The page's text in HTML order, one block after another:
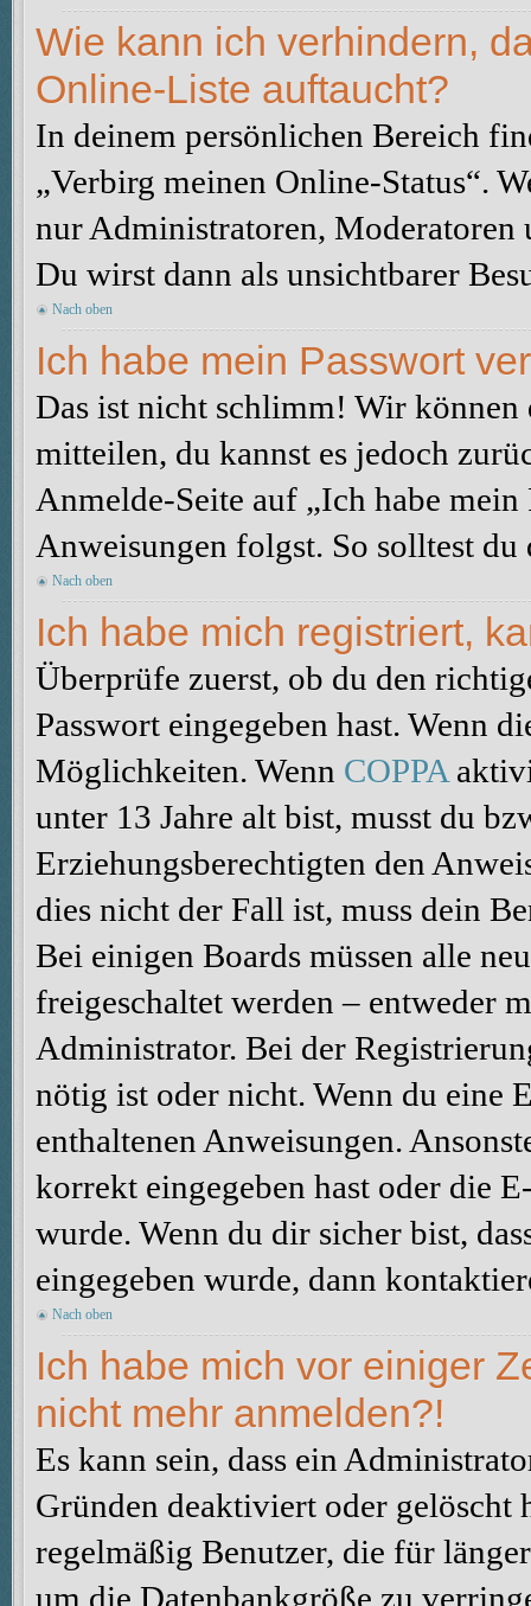
Wie kann ich verhindern,
Online-Liste auftaucht?
In deinem persönlichen Bereich
„Verbirg meinen Online-Status“.
nur Administratoren, Moderatoren
Du wirst dann als unsichtbarer
Nach oben
Ich habe mein Passwort
Das ist nicht schlimm! Wir
mitteilen, du kannst es jedoch
Anmelde-Seite auf „Ich habe
Anweisungen folgst. So solltest
Nach oben
Ich habe mich registriert,
Überprüfe zuerst, ob du den
Passwort eingegeben hast. Wenn
Möglichkeiten. Wenn COPPA
unter 13 Jahre alt bist, musst du
Erziehungsberechtigten den
dies nicht der Fall ist, muss dein
Bei einigen Boards müssen alle
freigeschaltet werden – entweder
Administrator. Bei der
nötig ist oder nicht. Wenn du eine
enthaltenen Anweisungen.
korrekt eingegeben hast oder die
wurde. Wenn du dir sicher bist,
eingegeben wurde, dann
Nach oben
Ich habe mich vor einiger
nicht mehr anmelden?!
Es kann sein, dass ein
Gründen deaktiviert oder gelöscht
regelmäßig Benutzer, die für
um die Datenbankgröße zu